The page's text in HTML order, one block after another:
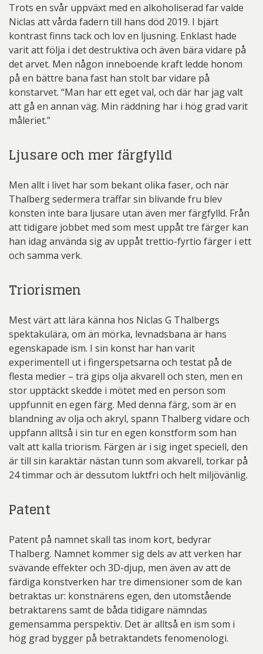
Trots en svår uppväxt med en alkoholiserad far valde
Niclas att vårda fadern till hans död 2019. I bjärt
kontrast finns tack och lov en ljusning. Enklast hade
varit att följa i det destruktiva och även bära vidare på
det arvet. Men någon inneboende kraft ledde honom
på en bättre bana fast han stolt bar vidare på
konstarvet. “Man har ett eget val, och där har jag valt
att gå en annan väg. Min räddning har i hög grad varit
måleriet.”
Ljusare och mer färgfylld
Men allt i livet har som bekant olika faser, och när
Thalberg sedermera träffar sin blivande fru blev
konsten inte bara ljusare utan även mer färgfylld. Från
att tidigare jobbet med som mest uppåt tre färger kan
han idag använda sig av uppåt trettio-fyrtio färger i ett
och samma verk.
Triorismen
Mest värt att lära känna hos Niclas G Thalbergs
spektakulära, om än mörka, levnadsbana är hans
egenskapade ism. I sin konst har han varit
experimentell ut i fingerspetsarna och testat på de
flesta medier – trä gips olja akvarell och sten, men en
stor upptäckt skedde i mötet med en person som
uppfunnit en egen färg. Med denna färg, som är en
blandning av olja och akryl, spann Thalberg vidare och
uppfann alltså i sin tur en egen konstform som han
valt att kalla triorism. Färgen är i sig inget speciell, den
är till sin karaktär nästan tunn som akvarell, torkar på
24 timmar och är dessutom luktfri och helt miljövänlig.
Patent
Patent på namnet skall tas inom kort, bedyrar
Thalberg. Namnet kommer sig dels av att verken har
svävande effekter och 3D-djup, men även av att de
färdiga konstverken har tre dimensioner som de kan
betraktas ur: konstnärens egen, den utomstående
betraktarens samt de båda tidigare nämndas
gemensamma perspektiv. Det är alltså en ism som i
hög grad bygger på betraktandets fenomenologi.